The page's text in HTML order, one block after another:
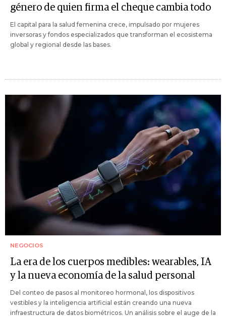
género de quien firma el cheque cambia todo
El capital para la salud femenina crece, impulsado por mujeres
inversoras y fondos especializados que transforman el ecosistema
global y regional desde las bases.
NEGOCIOS
La era de los cuerpos medibles: wearables, IA
y la nueva economía de la salud personal
Del conteo de pasos al monitoreo hormonal, los dispositivos
vestibles y la inteligencia artificial están creando una nueva
infraestructura de datos biométricos. Un análisis sobre el auge de la